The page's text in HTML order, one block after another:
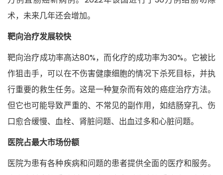
术，未来几年还会增加。
靶向治疗发展较快
靶向治疗成功率高达80%，而化疗的成功率为30%。它被比
作狙击手，可以在不伤害健康细胞的情况下杀死目标，并执
行重要的救生任务。这是一种复杂而有效的癌症治疗方法。
但它也可能导致严重的、不常见的副作用，如结肠穿孔、伤
口愈合缓慢、血栓、肾脏问题、出血过多和心脏问题。
医院占最大市场份额
医院为患有各种疾病和问题的患者提供全面的医疗和服务。